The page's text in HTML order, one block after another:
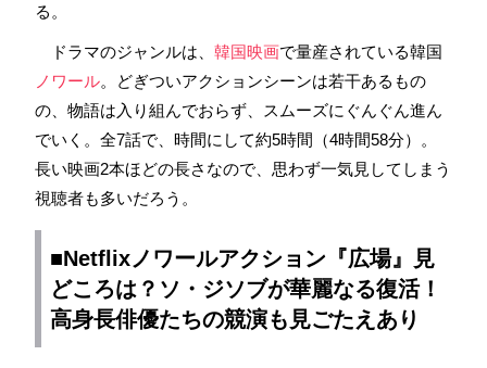
る。
ドラマのジャンルは、 韓国映画で量産されている韓国
ノワール。どぎついアクションシーンは若干あるもの
の、物語は入り組んでおらず、スムーズにぐんぐん進ん
でいく。全7話で、時間にして約5時間（4時間58分）。
長い映画2本ほどの長さなので、思わず一気見してしまう
視聴者も多いだろう。
■Netflixノワールアクション『広場』見
どころは？ ソ・ジソブが華麗なる復活！
高身長俳優たちの競演も見ごたえあり